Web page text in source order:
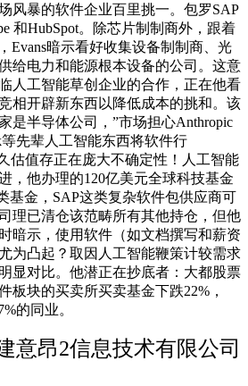
风暴的软件企业百里挑一。包罗SAP
和HubSpot。除芯片制制商外，跟着
Evans暗示看好收集设备制制商、光
给电力和能源根本设备的公司。这意
人工智能草创企业的合作，正在他看
相开辟新东西以降低成本的挑和。该
是半导体公司，”市场担心Anthropic
等先辈人工智能东西将软件行
估值存正在庞大不确定性！人工智能
，他办理的120亿美元全球科技基金
基金，SAP这类复杂软件包供应商可
理已清仓该范畴所有其他持仓，但他
暗示，使用软件（如文档撰写和薪资
为凸起？取因人工智能鞭策计较需求
显对比。他潜正在抄底者：大都股票
板块的买卖所买卖基金下跌22%，
的同业。
意昂2信息技术有限公司